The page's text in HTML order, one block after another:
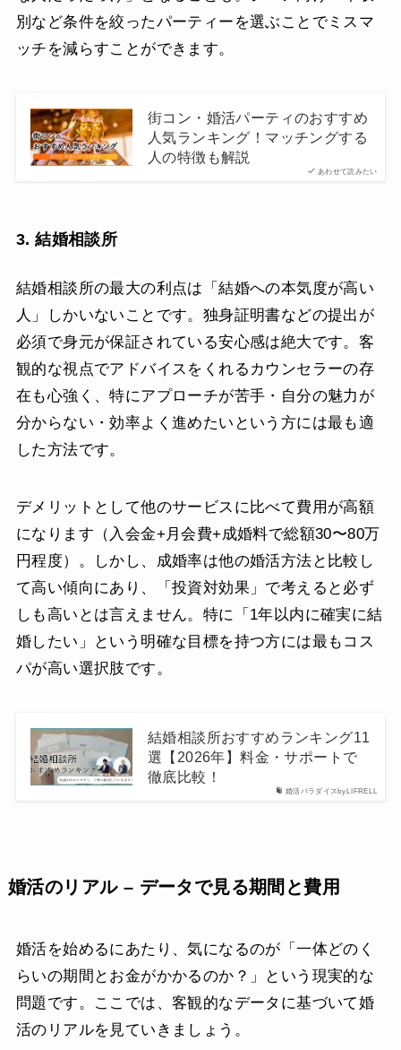
別など条件を絞ったパーティーを選ぶことでミスマ
ッチを減らすことができます。
あわせて読みたい
街コン・婚活パーティのおすすめ
人気ランキング！マッチングする
人の特徴も解説
3. 結婚相談所
結婚相談所の最大の利点は「結婚への本気度が高い
人」しかいないことです。独身証明書などの提出が
必須で身元が保証されている安心感は絶大です。客
観的な視点でアドバイスをくれるカウンセラーの存
在も心強く、特にアプローチが苦手・自分の魅力が
分からない・効率よく進めたいという方には最も適
した方法です。
デメリットとして他のサービスに比べて費用が高額
になります（入会金+月会費+成婚料で総額30〜80万
円程度）。しかし、成婚率は他の婚活方法と比較し
て高い傾向にあり、「投資対効果」で考えると必ず
しも高いとは言えません。特に「1年以内に確実に結
婚したい」という明確な目標を持つ方には最もコス
パが高い選択肢です。
婚活パラダイスbyLIFRELL
結婚相談所おすすめランキング11
選【2026年】料金・サポートで
徹底比較！
婚活のリアル – データで見る期間と費用
婚活を始めるにあたり、気になるのが「一体どのく
らいの期間とお金がかかるのか？」という現実的な
問題です。ここでは、客観的なデータに基づいて婚
活のリアルを見ていきましょう。